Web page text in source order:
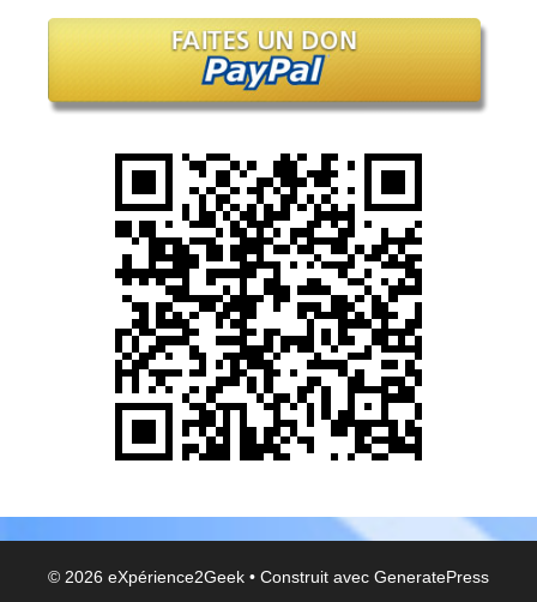
© 2026 eXpérience2Geek • Construit avec GeneratePress